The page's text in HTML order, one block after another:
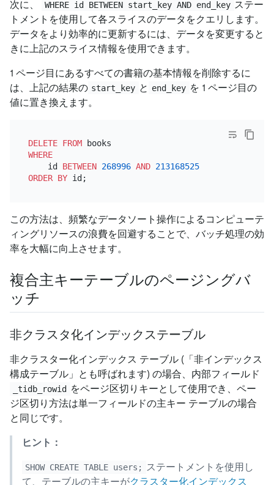
次に、 WHERE id BETWEEN start_key AND end_key ステー
トメントを使用して各スライスのデータをクエリします。
データをより効率的に更新するには、データを変更すると
きに上記のスライス情報を使用できます。
1 ページ目にあるすべての書籍の基本情報を削除するに
は、上記の結果の start_key と end_key を 1 ページ目の
値に置き換えます。
DELETE FROM
WHERE
    id
BETWEEN 268996 AND 213168525
ORDER BY
この方法は、頻繁なデータソート操作によるコンピューテ
ィングリソースの浪費を回避することで、バッチ処理の効
率を大幅に向上させます。
複合主キーテーブルのページングバ
ッチ
非クラスタ化インデックステーブル
非クラスター化インデックス テーブル (「非インデックス
構成テーブル」とも呼ばれます) の場合、内部フィールド
_tidb_rowid
をページ区切りキーとして使用でき、ペー
ジ区切り方法は単一フィールドの主キー テーブルの場合
と同じです。
ヒント：
SHOW CREATE TABLE users; ステートメントを使用し
て、テーブルの主キーがクラスター化インデックス